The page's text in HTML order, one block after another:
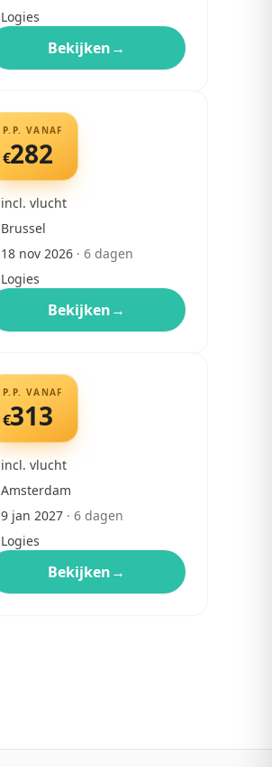
Logies
Bekijken→
P.P. VANAF
€282
incl. vlucht
Brussel
18 nov 2026· 6dagen
Logies
Bekijken→
P.P. VANAF
€313
incl. vlucht
Amsterdam
9 jan 2027· 6dagen
Logies
Bekijken→